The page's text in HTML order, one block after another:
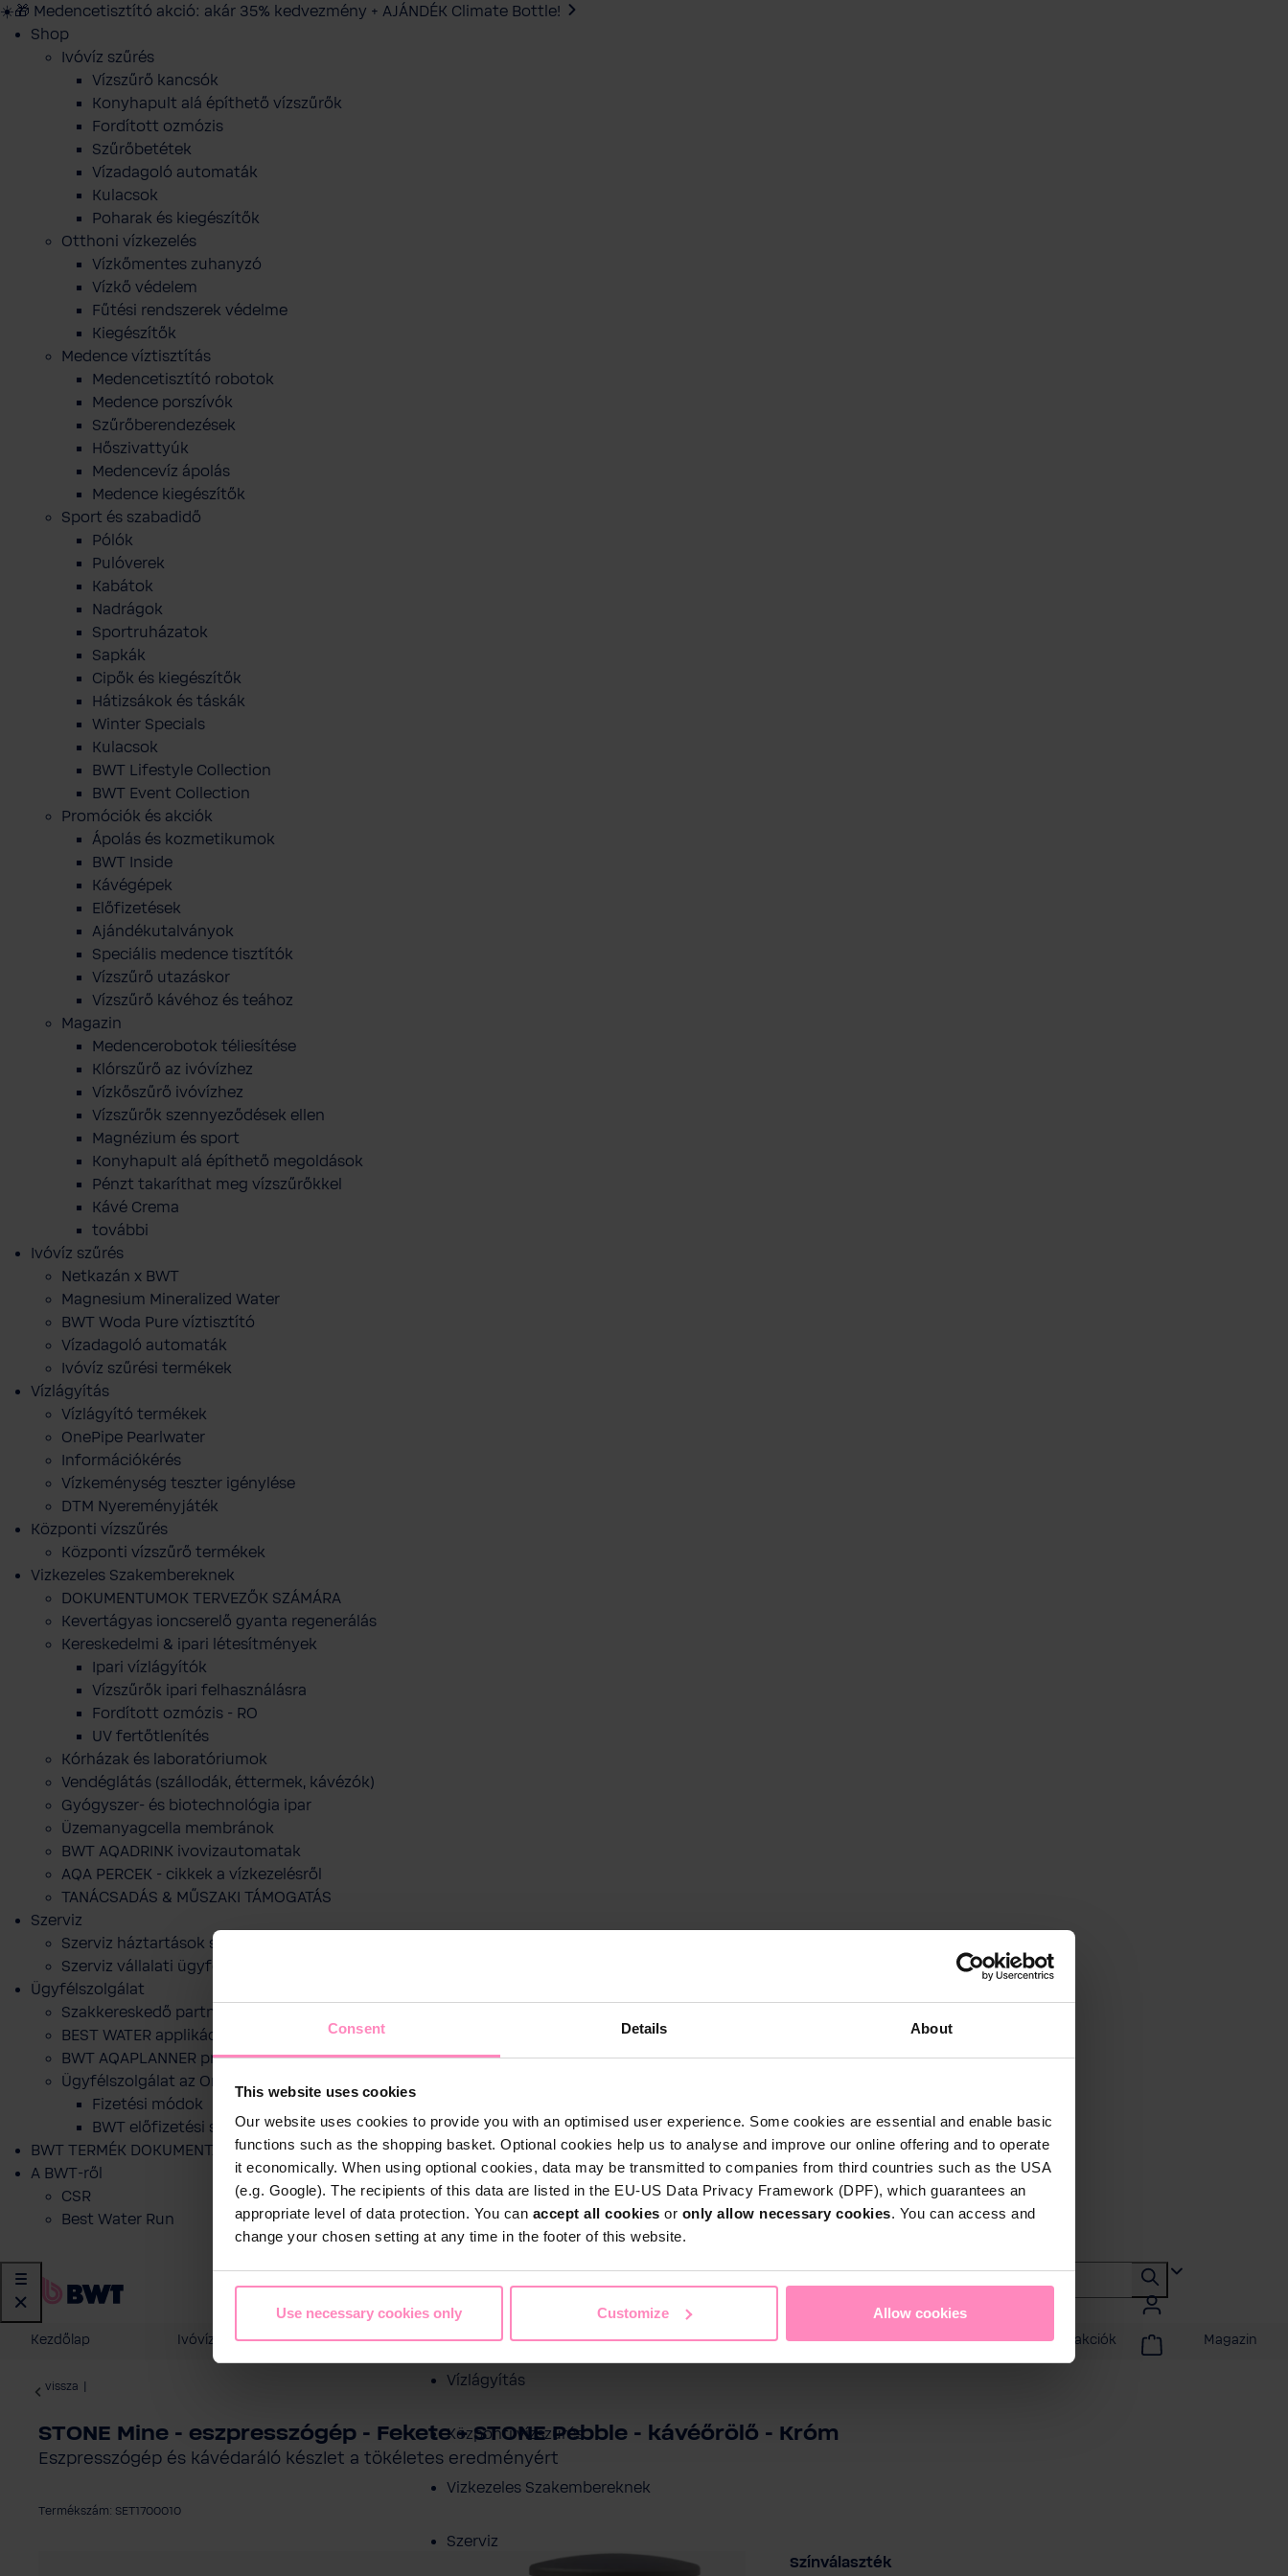
Consent Details About
This website uses cookies
Our website uses cookies to provide you with an optimised user experience. Some cookies are essential and enable basic
functions such as the shopping basket. Optional cookies help us to analyse and improve our online offering and to operate
it economically. When using optional cookies, data may be transmitted to companies from third countries such as the USA
(e.g. Google). The recipients of this data are listed in the EU-US Data Privacy Framework (DPF), which guarantees an
appropriate level of data protection. You can accept all cookies or only allow necessary cookies. You can access and
change your chosen setting at any time in the footer of this website.
Use necessary cookies only Customize Allow cookies
☀️🎁 Medencetisztító akció: akár 35% kedvezmény + AJÁNDÉK Climate Bottle!
Shop
Ivóvíz szűrés
Vízszűrő kancsók
Konyhapult alá építhető vízszűrők
Fordított ozmózis
Szűrőbetétek
Vízadagoló automaták
Kulacsok
Poharak és kiegészítők
Otthoni vízkezelés
Vízkőmentes zuhanyzó
Vízkő védelem
Fűtési rendszerek védelme
Kiegészítők
Medence víztisztítás
Medencetisztító robotok
Medence porszívók
Szűrőberendezések
Hőszivattyúk
Medencevíz ápolás
Medence kiegészítők
Sport és szabadidő
Pólók
Pulóverek
Kabátok
Nadrágok
Sportruházatok
Sapkák
Cipők és kiegészítők
Hátizsákok és táskák
Winter Specials
Kulacsok
BWT Lifestyle Collection
BWT Event Collection
Promóciók és akciók
Ápolás és kozmetikumok
BWT Inside
Kávégépek
Előfizetések
Ajándékutalványok
Speciális medence tisztítók
Vízszűrő utazáskor
Vízszűrő kávéhoz és teához
Magazin
Medencerobotok téliesítése
Klórszűrő az ivóvízhez
Vízkőszűrő ivóvízhez
Vízszűrők szennyeződések ellen
Magnézium és sport
Konyhapult alá építhető megoldások
Pénzt takaríthat meg vízszűrőkkel
Kávé Crema
további
Ivóvíz szűrés
Netkazán x BWT
Magnesium Mineralized Water
BWT Woda Pure víztisztító
Vízadagoló automaták
Ivóvíz szűrési termékek
Vízlágyítás
Vízlágyító termékek
OnePipe Pearlwater
Információkérés
Vízkeménység teszter igénylése
DTM Nyereményjáték
Központi vízszűrés
Központi vízszűrő termékek
Vizkezeles Szakembereknek
DOKUMENTUMOK TERVEZŐK SZÁMÁRA
Kevertágyas ioncserelő gyanta regenerálás
Kereskedelmi & ipari létesítmények
Ipari vízlágyítók
Vízszűrők ipari felhasználásra
Fordított ozmózis - RO
UV fertőtlenítés
Kórházak és laboratóriumok
Vendéglátás (szállodák, éttermek, kávézók)
Gyógyszer- és biotechnológia ipar
Üzemanyagcella membránok
BWT AQADRINK ivovizautomatak
AQA PERCEK - cikkek a vízkezelésről
TANÁCSADÁS & MŰSZAKI TÁMOGATÁS
Szerviz
Szerviz háztartások számára
Szerviz vállalati ügyfelek számára
Ügyfélszolgálat
Szakkereskedő partnereink
BEST WATER applikáció
BWT AQAPLANNER program
Ügyfélszolgálat az Online webshophoz
Fizetési módok
BWT előfizetési szolgáltatása
BWT TERMÉK DOKUMENTÁCIÓ
A BWT-ről
CSR
Best Water Run
Shop
Ivóvíz szűrés
Vízlágyítás
Központi vízszűrés
Vizkezeles Szakembereknek
Szerviz
Kezdőlap Ivóvíz szűrés Otthoni vízkezelés Medence víztisztítás Sport és szabadidő Promóciók és akciók Magazin
vissza
STONE Mine - eszpresszógép - Fekete + STONE Pebble - kávéőrölő - Króm
Eszpresszógép és kávédaráló készlet a tökéletes eredményért
Termékszám: SET1700010
Válasszon
Színválaszték